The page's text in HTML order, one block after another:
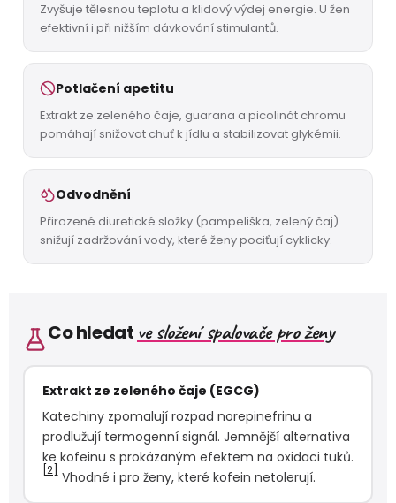
Zvyšuje tělesnou teplotu a klidový výdej energie. U žen
efektivní i při nižším dávkování stimulantů.
Potlačení apetitu
Extrakt ze zeleného čaje, guarana a picolinát chromu
pomáhají snižovat chuť k jídlu a stabilizovat glykémii.
Odvodnění
Přirozené diuretické složky (pampeliška, zelený čaj)
snižují zadržování vody, které ženy pociťují cyklicky.
Co hledat ve složení spalovače pro ženy
Extrakt ze zeleného čaje (EGCG)
Katechiny zpomalují rozpad norepinefrinu a
prodlužují termogenní signál. Jemnější alternativa
ke kofeinu s prokázaným efektem na oxidaci tuků.
[2] Vhodné i pro ženy, které kofein netolerují.